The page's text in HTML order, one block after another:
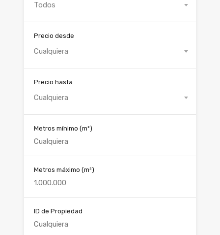
Todos
Precio desde
Cualquiera
Precio hasta
Cualquiera
Metros mínimo (m²)
Metros máximo (m²)
ID de Propiedad